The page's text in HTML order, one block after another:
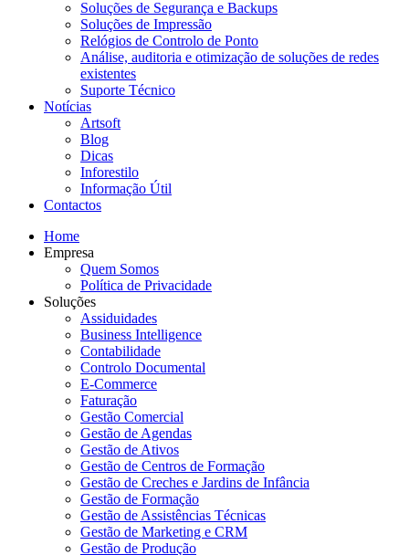
Soluções de Segurança e Backups
Soluções de Impressão
Relógios de Controlo de Ponto
Análise, auditoria e otimização de soluções de redes
existentes
Suporte Técnico
Notícias
Artsoft
Blog
Dicas
Inforestilo
Informação Útil
Contactos
Home
Empresa
Quem Somos
Política de Privacidade
Soluções
Assiduidades
Business Intelligence
Contabilidade
Controlo Documental
E-Commerce
Faturação
Gestão Comercial
Gestão de Agendas
Gestão de Ativos
Gestão de Centros de Formação
Gestão de Creches e Jardins de Infância
Gestão de Formação
Gestão de Assistências Técnicas
Gestão de Marketing e CRM
Gestão de Produção